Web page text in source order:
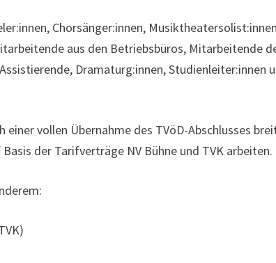
Chorsänger:innen,
aus den Betriebsbüros, Mitarbeitende
Dramaturg:innen, Studienleiter:innen
vollen Übernahme des TVöD-Abschlusses
der Tarifverträge NV Bühne und TVK arbeiten.